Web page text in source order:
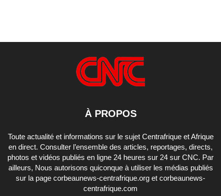
À PROPOS
Toute actualité et informations sur le sujet Centrafrique et Afrique
en direct. Consulter l’ensemble des articles, reportages, directs,
photos et vidéos publiés en ligne 24 heures sur 24 sur CNC. Par
ailleurs, Nous autorisons quiconque à utiliser les médias publiés
sur la page corbeaunews-centrafrique.org et corbeaunews-
centrafrique.com